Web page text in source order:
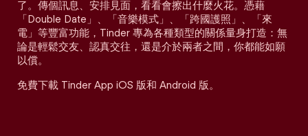
了。傳個訊息、安排見面，看看會擦出什麼火花。憑藉
「Double Date」、「音樂模式」、「跨國護照」、「來
電」等豐富功能，Tinder 專為各種類型的關係量身打造：無
論是輕鬆交友、認真交往，還是介於兩者之間，你都能如願
以償。
免費下載 Tinder App iOS 版和 Android 版。